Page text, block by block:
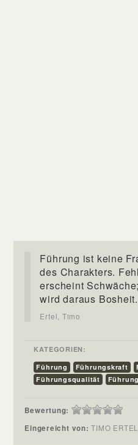
Führung ist keine
des Charakters.
erscheint
wird daraus Bosheit.
Ertel, Timo
KATEGORIEN:
Führung
Führungskraft
Führungsqualität
Bewertung:
Eingereicht von:TIMO